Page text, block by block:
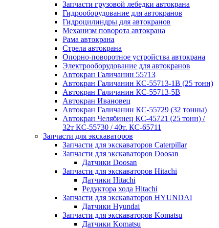
Запчасти грузовой лебедки автокрана
Гидрооборудование для автокранов
Гидроцилиндры для автокранов
Механизм поворота автокрана
Рама автокрана
Стрела автокрана
Опорно-поворотное устройства автокрана
Электрооборудование для автокранов
Автокран Галичанин 55713
Автокран Галичанин КС-55713-1В (25 тонн)
Автокран Галичанин КС-55713-5В
Автокран Ивановец
Автокран Галичанин КС-55729 (32 тонны)
Автокран Челябинец КС-45721 (25 тонн) /
32т КС-55730 / 40т. КС-65711
Запчасти для экскаваторов
Запчасти для экскаваторов Caterpillar
Запчасти для экскаваторов Doosan
Датчики Doosan
Запчасти для экскаваторов Hitachi
Датчики Hitachi
Редуктора хода Hitachi
Запчасти для экскаваторов HYUNDAI
Датчики Hyundai
Запчасти для экскаваторов Komatsu
Датчики Komatsu